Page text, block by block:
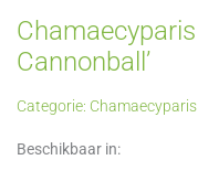
Chamaecyparis
Cannonball’
Categorie: Chamaecyparis
Beschikbaar in: